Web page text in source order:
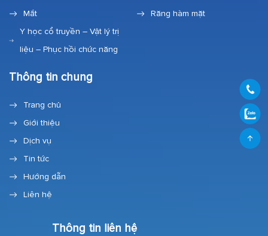
Mắt
Răng hàm mặt
Y học cổ truyền – Vật lý trị
liệu – Phục hồi chức năng
Thông tin chung
Trang chủ
Giới thiệu
Dịch vụ
Tin tức
Hướng dẫn
Liên hệ
Thông tin liên hệ